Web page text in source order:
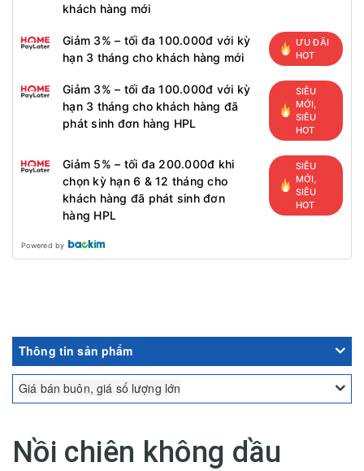
khách hàng mới
Giảm 3% – tối đa 100.000đ với kỳ
hạn 3 tháng cho khách hàng mới
ƯU ĐÃI
HOT
Giảm 3% – tối đa 100.000đ với kỳ
hạn 3 tháng cho khách hàng đã
phát sinh đơn hàng HPL
SIÊU
MỚI,
SIÊU
HOT
Giảm 5% – tối đa 200.000đ khi
chọn kỳ hạn 6 & 12 tháng cho
khách hàng đã phát sinh đơn
hàng HPL
SIÊU
MỚI,
SIÊU
HOT
Powered by
Thông tin sản phẩm
Giá bán buôn, giá số lượng lớn
Nồi chiên không dầu